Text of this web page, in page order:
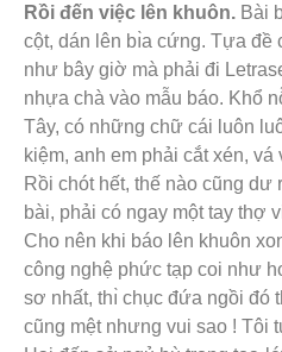
Rồi đến việc lên khuôn. Bài
cột, dán lên bı̀a cứng. Tựa
như bây giờ mà phải đi
nhựa chà vào mẫu báo. Khổ
Tây, có những chữ cái luôn
kiệm, anh em phải cắt xén, vá
Rồi chót hết, thế nào cũng
bài, phải có ngay một tay thợ
Cho nên khi báo lên khuôn
công nghệ phức tạp coi như
sơ nhất, thı̀ chục đứa ngồi đó
cũng mệt nhưng vui sao ! Tôi